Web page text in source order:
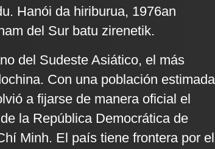
Hanói da hiriburua, 1976an
del Sur batu zirenetik.
del Sudeste Asiático, el más
Con una población estimada
a fijarse de manera oficial el
la República Democrática de
Minh. El país tiene frontera por el